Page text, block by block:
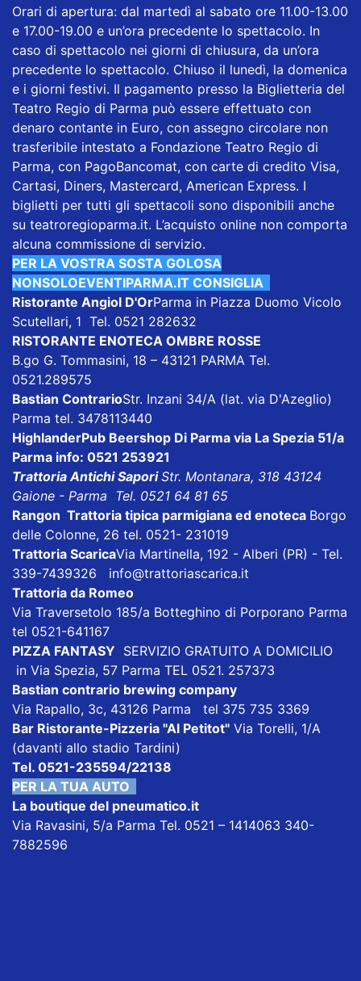
Orari di apertura: dal martedì al sabato ore 11.00-13.00
e 17.00-19.00 e un’ora precedente lo spettacolo. In
caso di spettacolo nei giorni di chiusura, da un’ora
precedente lo spettacolo. Chiuso il lunedì, la domenica
e i giorni festivi. Il pagamento presso la Biglietteria del
Teatro Regio di Parma può essere effettuato con
denaro contante in Euro, con assegno circolare non
trasferibile intestato a Fondazione Teatro Regio di
Parma, con PagoBancomat, con carte di credito Visa,
Cartasi, Diners, Mastercard, American Express. I
biglietti per tutti gli spettacoli sono disponibili anche
su teatroregioparma.it. L’acquisto online non comporta
alcuna commissione di servizio.
PER LA VOSTRA SOSTA GOLOSA
NONSOLOEVENTIPARMA.IT CONSIGLIA
Ristorante Angiol D'OrParma in Piazza Duomo Vicolo
Scutellari, 1 Tel. 0521 282632
RISTORANTE ENOTECA OMBRE ROSSE
B.go G. Tommasini, 18 – 43121 PARMA Tel.
0521.289575
Bastian ContrarioStr. Inzani 34/A (lat. via D'Azeglio)
Parma tel. 3478113440
HighlanderPub Beershop Di Parma via La Spezia 51/a
Parma info: 0521 253921
Trattoria Antichi SaporiStr. Montanara, 318 43124
Gaione - Parma Tel. 0521 64 81 65
Rangon Trattoria tipica parmigiana ed enoteca Borgo
delle Colonne, 26 tel. 0521- 231019
Trattoria ScaricaVia Martinella, 192 - Alberi (PR) - Tel.
339-7439326 info@trattoriascarica.it
Trattoria da Romeo
Via Traversetolo 185/a Botteghino di Porporano Parma
tel 0521-641167
PIZZA FANTASY SERVIZIO GRATUITO A DOMICILIO
in Via Spezia, 57 Parma TEL 0521. 257373
Bastian contrario brewing company
Via Rapallo, 3c, 43126 Parma tel 375 735 3369
Bar Ristorante-Pizzeria "Al Petitot" Via Torelli, 1/A
(davanti allo stadio Tardini)
Tel. 0521-235594/22138
PER LA TUA AUTO
La boutique del pneumatico.it
Via Ravasini, 5/a Parma Tel. 0521 – 1414063 340-
7882596